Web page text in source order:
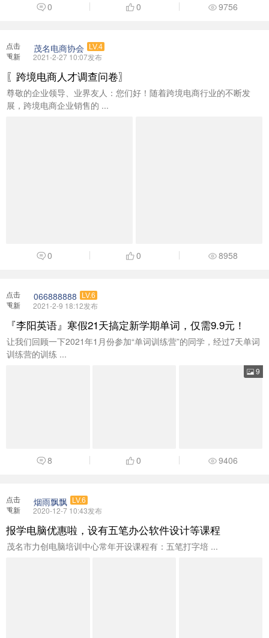
0 0 9756
点击
重新
茂名电商协会 LV.4
2021-2-27 10:07发布
〖跨境电商人才调查问卷〗
尊敬的企业领导、业界友人：您们好！随着跨境电商行业的不断发
展，跨境电商企业销售的 ...
0 0 8958
点击
重新
066888888 LV.6
2021-2-9 18:12发布
『李阳英语』寒假21天搞定新学期单词，仅需9.9元！
让我们回顾一下2021年1月份参加“单词训练营”的同学，经过7天单词
训练营的训练 ...
9
8 0 9406
点击
重新
烟雨飘飘 LV.6
2020-12-7 10:43发布
报学电脑优惠啦，设有五笔办公软件设计等课程
茂名市力创电脑培训中心常年开设课程有：五笔打字培‌‌‌‌‌‌‌‌‌‌‌‌‌‌‌‌‌ ...